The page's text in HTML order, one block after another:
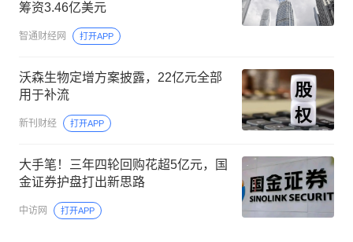
筹资3.46亿美元
智通财经网 打开APP
沃森生物定增方案披露，22亿元全部
用于补流
新刊财经 打开APP
大手笔！三年四轮回购花超5亿元，国
金证券护盘打出新思路
中访网 打开APP